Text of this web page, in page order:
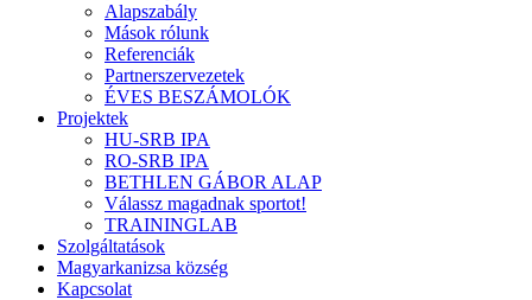
Alapszabály
Mások rólunk
Referenciák
Partnerszervezetek
ÉVES BESZÁMOLÓK
Projektek
HU-SRB IPA
RO-SRB IPA
BETHLEN GÁBOR ALAP
Válassz magadnak sportot!
TRAININGLAB
Szolgáltatások
Magyarkanizsa község
Kapcsolat